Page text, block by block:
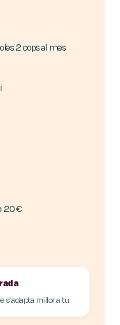
2 cops al mes
20 €
s'adapta millor a tu.